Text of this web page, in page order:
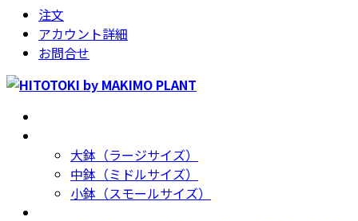
プ
動
注文
アカウント詳細
お問合せ
大鉢（ラージサイズ）
中鉢（ミドルサイズ）
小鉢（スモールサイズ）